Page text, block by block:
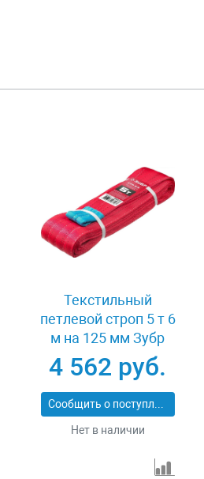
Текстильный
петлевой строп 5 т 6
м на 125 мм Зубр
43555-5-6
4 562 руб.
Сообщить о поступлении
Нет в наличии